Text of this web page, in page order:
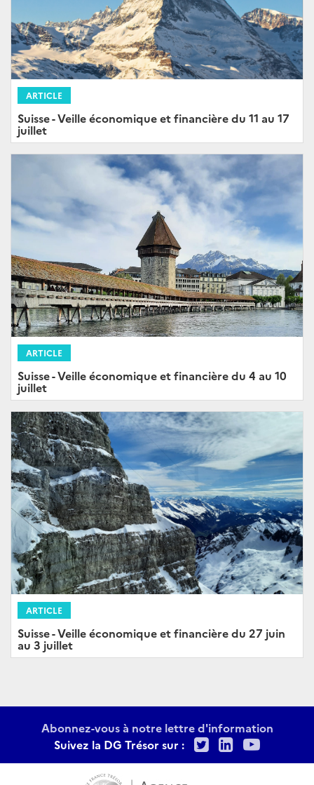
ARTICLE
Suisse - Veille économique et financière du 11 au 17
juillet
ARTICLE
Suisse - Veille économique et financière du 4 au 10
juillet
ARTICLE
Suisse - Veille économique et financière du 27 juin
au 3 juillet
Abonnez-vous à notre lettre d'information
Suivez la DG Trésor sur :
TwitterLinkedIn